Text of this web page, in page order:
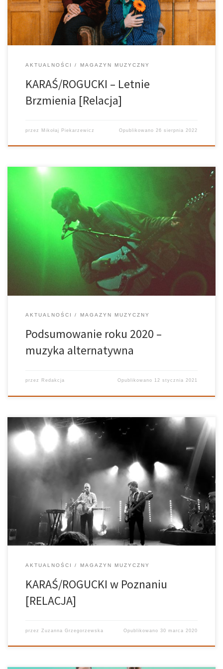
AKTUALNOŚCI MAGAZYN MUZYCZNY
KARAŚ/ROGUCKI – Letnie
Brzmienia [Relacja]
przez Mikołaj Piekarzewicz Opublikowano 26 sierpnia 2022
Zeszły rok nie odebrał nam na szczęście przyjemności z
przeżywania wartościowych premier. 2020 poza masą
problemów, dał też tak szeroką gamę wspaniałych albumów, że
członkowie naszej redakcji w pocie czoła pracowali nad
odpowiednią selekcją, nierzadko wyrzekając się niezbędnych do
AKTUALNOŚCI MAGAZYN MUZYCZNY
Podsumowanie roku 2020 –
muzyka alternatywna
przez Redakcja Opublikowano 12 stycznia 2021
Czy da się stworzyć taneczny album o miłości i osadzić go w
apokaliptycznym uniwersum zwiastującym koniec świata?
Odpowiedź brzmi: da się, jeżeli rzecz jasna jest się Piotrem
Roguckim i Jakubem Karasiem, najgorętszym połączeniem na
polskiej scenie muzycznej od wielu lat. The […]
AKTUALNOŚCI MAGAZYN MUZYCZNY
KARAŚ/ROGUCKI w Poznaniu
[RELACJA]
przez Zuzanna Grzegorzewska Opublikowano30 marca 2020